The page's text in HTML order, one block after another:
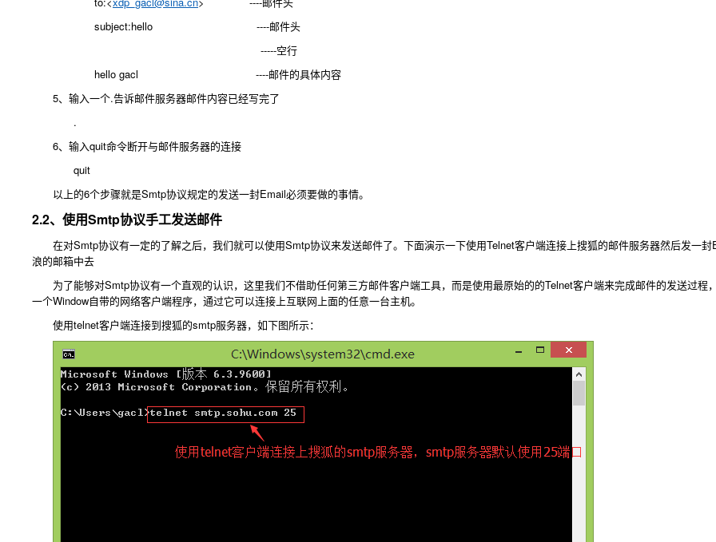
subject:hello ----邮件头
-----空行
hello gacl ----邮件的具体内容
5、输入一个.告诉邮件服务器邮件内容已经写完了
.
6、输入quit命令断开与邮件服务器的连接
quit
以上的6个步骤就是Smtp协议规定的发送一封Email必须要做的事情。
2.2、使用Smtp协议手工发送邮件
在对Smtp协议有一定的了解之后，我们就可以使用Smtp协议来发送邮件了。下面演示一下使用Telnet客户端连接上搜狐的邮件服务器然后发一封
浪的邮箱中去
为了能够对Smtp协议有一个直观的认识，这里我们不借助任何第三方邮件客户端工具，而是使用最原始的的Telnet客户端来完成邮件的发送过程
一个Window自带的网络客户端程序，通过它可以连接上互联网上面的任意一台主机。
使用telnet客户端连接到搜狐的smtp服务器，如下图所示：